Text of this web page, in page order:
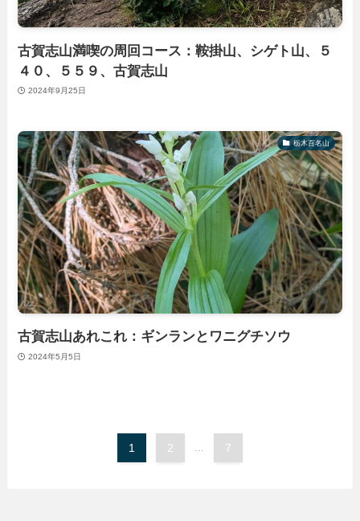
古賀志山満喫の周回コース：鞍掛山、シゲト山、５
４０、５５９、古賀志山
2024年9月25日
栃木百名山
古賀志山あれこれ：ギンランとワニグチソウ
2024年5月5日
1 2 ... 7